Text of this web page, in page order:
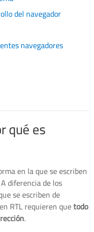
del navegador
navegadores
qué es
en la que se escriben
diferencia de los
se escriben de
RTL requieren quetodo
.